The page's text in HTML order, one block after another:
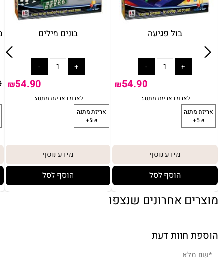
בונים מילים
₪54.90
מידע נוסף
הוסף לסל
בול פגיעה
₪54.90
מידע נוסף
הוסף לסל
מוצרים אחרונים שנצפו
הוספת חוות דעת